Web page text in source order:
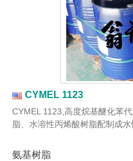
CYMEL 1123
CYMEL 1123,高度烷基醚化苯
脂、水溶性丙烯酸树脂配制成水
氨基树脂